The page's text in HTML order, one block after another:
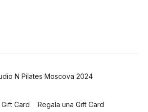
N Pilates Moscova 2024
Card
Regala una Gift Card